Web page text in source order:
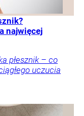
najwięcej
płesznik – co
uczucia